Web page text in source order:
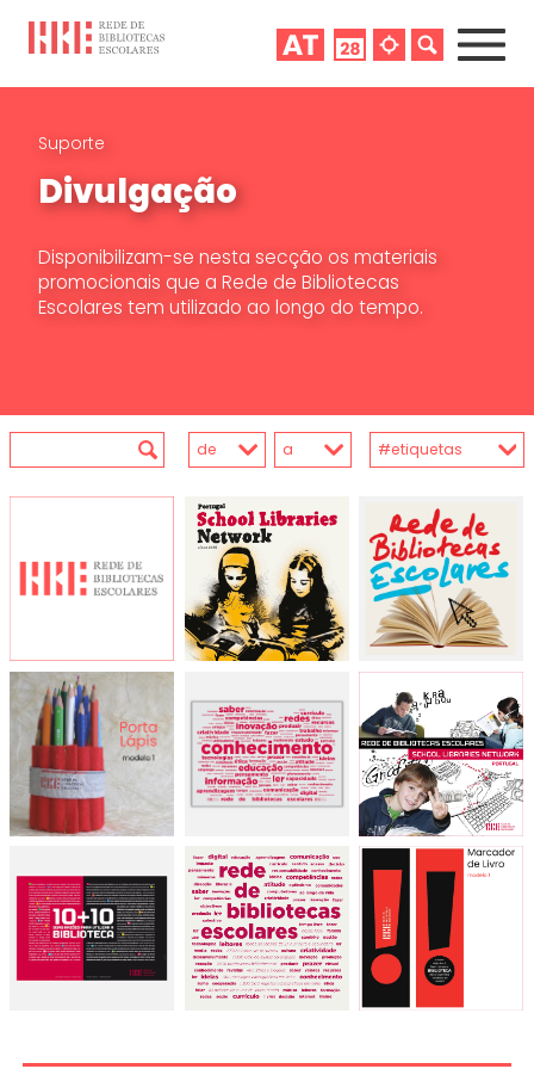
Suporte
Divulgação
Disponibilizam-se nesta secção os materiais
promocionais que a Rede de Bibliotecas
Escolares tem utilizado ao longo do tempo.